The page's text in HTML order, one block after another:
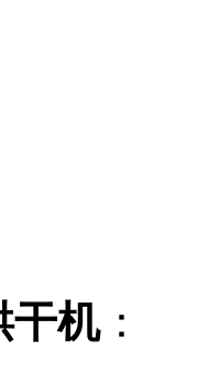
干机：